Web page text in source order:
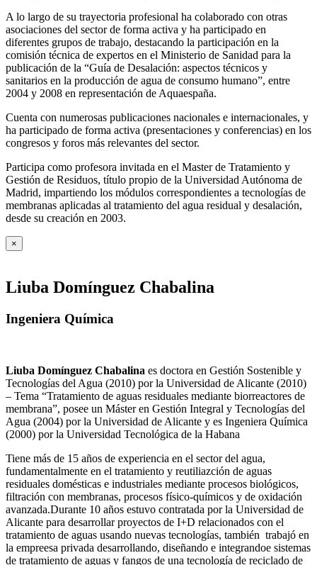
A lo largo de su trayectoria profesional ha colaborado con otras
asociaciones del sector de forma activa y ha participado en
diferentes grupos de trabajo, destacando la participación en la
comisión técnica de expertos en el Ministerio de Sanidad para la
publicación de la “Guía de Desalación: aspectos técnicos y
sanitarios en la producción de agua de consumo humano”, entre
2004 y 2008 en representación de Aquaespaña.
Cuenta con numerosas publicaciones nacionales e internacionales, y
ha participado de forma activa (presentaciones y conferencias) en los
congresos y foros más relevantes del sector.
Participa como profesora invitada en el Master de Tratamiento y
Gestión de Residuos, título propio de la Universidad Autónoma de
Madrid, impartiendo los módulos correspondientes a tecnologías de
membranas aplicadas al tratamiento del agua residual y desalación,
desde su creación en 2003.
×
Liuba Domínguez Chabalina
Ingeniera Química
Liuba Domínguez Chabalina es doctora en Gestión Sostenible y
Tecnologías del Agua (2010) por la Universidad de Alicante (2010)
– Tema “Tratamiento de aguas residuales mediante biorreactores de
membrana”, posee un Máster en Gestión Integral y Tecnologías del
Agua (2004) por la Universidad de Alicante y es Ingeniera Química
(2000) por la Universidad Tecnológica de la Habana
Tiene más de 15 años de experiencia en el sector del agua,
fundamentalmente en el tratamiento y reutiliazción de aguas
residuales domésticas e industriales mediante procesos biológicos,
filtración con membranas, procesos físico-químicos y de oxidación
avanzada.Durante 10 años estuvo contratada por la Universidad de
Alicante para desarrollar proyectos de I+D relacionados con el
tratamiento de aguas usando nuevas tecnologías, también trabajó en
la empreesa privada desarrollando, diseñando e integrandoe sistemas
de tratamiento de aguas y fangos de una tecnología de reciclado de